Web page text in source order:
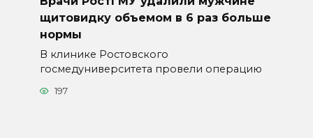
щитовидку объемом в 6 раз больше
нормы
В клинике Ростовского
госмедуниверситета провели операцию
197